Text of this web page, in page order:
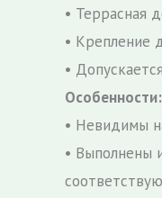
• Террасная
• Крепление
•
Особенности:
• Невидимы
• Выполнены